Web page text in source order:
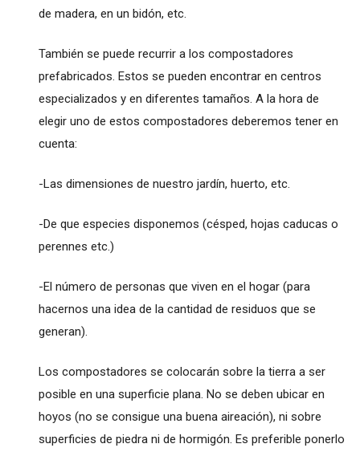
de madera, en un bidón, etc.
También se puede recurrir a los compostadores
prefabricados. Estos se pueden encontrar en centros
especializados y en diferentes tamaños. A la hora de
elegir uno de estos compostadores deberemos tener en
cuenta:
-Las dimensiones de nuestro jardín, huerto, etc.
-De que especies disponemos (césped, hojas caducas o
perennes etc.)
-El número de personas que viven en el hogar (para
hacernos una idea de la cantidad de residuos que se
generan).
Los compostadores se colocarán sobre la tierra a ser
posible en una superficie plana. No se deben ubicar en
hoyos (no se consigue una buena aireación), ni sobre
superficies de piedra ni de hormigón. Es preferible ponerlo